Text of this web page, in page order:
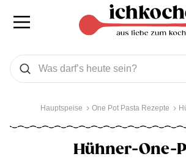
Was wollen Sie suchen
Suchen
Hauptspeise One Pot Pasta Rezepte
Hühner-One-